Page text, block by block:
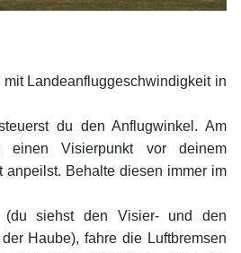
mit Landeanfluggeschwindigkeit in
du den Anflugwinkel. Am
Visierpunkt vor deinem
anpeilst. Behalte diesen immer im
siehst den Visier- und den
Haube), fahre die Luftbremsen